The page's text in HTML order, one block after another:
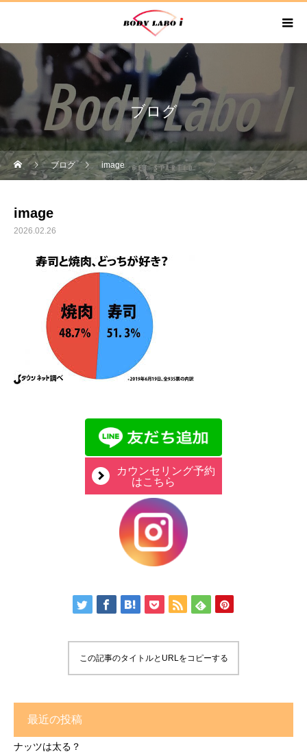
ブログ
ブログ image
image
2026.02.26
カウンセリング予約
はこちら
この記事のタイトルとURLをコピーする
最近の投稿
ナッツは太る？